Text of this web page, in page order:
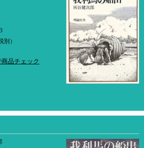
別）
商品チェック